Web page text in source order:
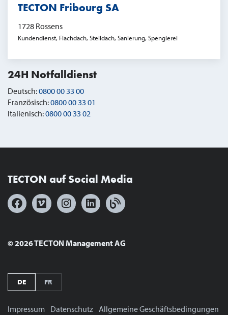
TECTON Fribourg SA
1728 Rossens
Kundendienst, Flachdach, Steildach, Sanierung, Spenglerei
24H Notfalldienst
Deutsch:0800 00 33 00
Französisch:0800 00 33 01
Italienisch:0800 00 33 02
TECTON auf Social Media
© 2026 TECTON Management AG
DE FR
Impressum Datenschutz Allgemeine Geschäftsbedingungen